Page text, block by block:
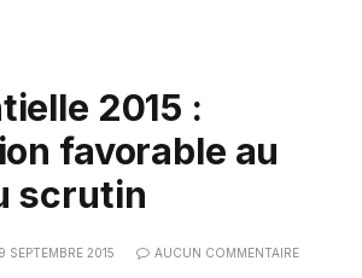
2015 :
favorable au
scrutin
9 SEPTEMBRE 2015 AUCUN COMMENTAIRE